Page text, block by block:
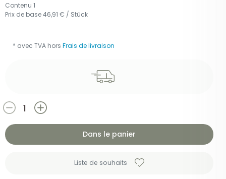
Contenu 1
Prix de base46,91 € / Stück
Dans le panier
Liste de souhaits
* avec TVA hors Frais de livraison